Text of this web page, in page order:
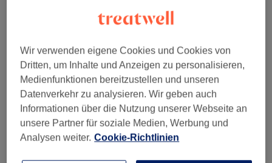
MY SMILE AND MORE - Köln Neumarkt
4,9
1018 Bewertungen
Schildergasse, Köln
Auf Karte anzeigen
Maschinelle Lymphdrainage - Monats Flat
30 Min.
269 €
Schnellansicht Saloninfos
Wir verwenden eigene Cookies und Cookies von
Dritten, um Inhalte und Anzeigen zu personalisieren,
Medienfunktionen bereitzustellen und unseren
Datenverkehr zu analysieren. Wir geben auch
Informationen über die Nutzung unserer Webseite an
unsere Partner für soziale Medien, Werbung und
Analysen weiter. Cookie-Richtlinien